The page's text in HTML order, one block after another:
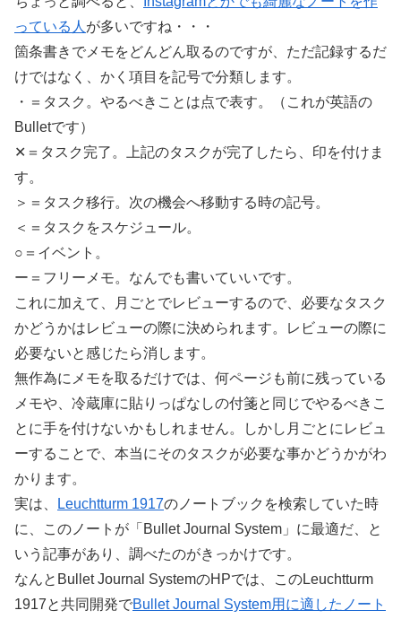
っている人 が多いですね・・・
箇条書きでメモをどんどん取るのですが、ただ記録するだ
けではなく、かく項目を記号で分類します。
・＝タスク。やるべきことは点で表す。（これが英語の
Bulletです）
✕＝タスク完了。上記のタスクが完了したら、印を付けま
す。
＞＝タスク移行。次の機会へ移動する時の記号。
＜＝タスクをスケジュール。
○＝イベント。
ー＝フリーメモ。なんでも書いていいです。
これに加えて、月ごとでレビューするので、必要なタスク
かどうかはレビューの際に決められます。レビューの際に
必要ないと感じたら消します。
無作為にメモを取るだけでは、何ページも前に残っている
メモや、冷蔵庫に貼りっぱなしの付箋と同じでやるべきこ
とに手を付けないかもしれません。しかし月ごとにレビュ
ーすることで、本当にそのタスクが必要な事かどうかがわ
かります。
実は、
Leuchtturm 1917のノートブックを検索していた時
に、このノートが「Bullet Journal System」に最適だ、と
いう記事があり、調べたのがきっかけです。
なんとBullet Journal SystemのHPでは、このLeuchtturm
1917と共同開発でBullet Journal System用に適したノート